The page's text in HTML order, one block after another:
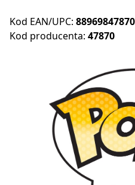
Kod EAN/UPC:
Kod producenta: 47870